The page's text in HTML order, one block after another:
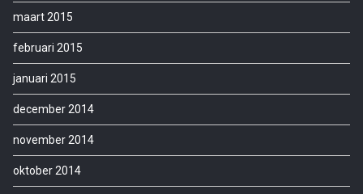
maart 2015
februari 2015
januari 2015
december 2014
november 2014
oktober 2014